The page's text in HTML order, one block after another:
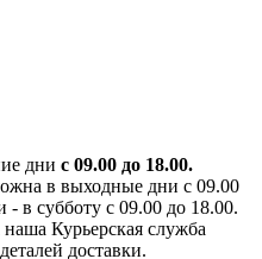
дни с 09.00 до 18.00.
в выходные дни с 09.00
- в субботу с 09.00 до 18.00.
наша Курьерская служба
доставки.